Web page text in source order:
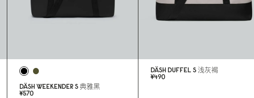
DÄSH WEEKENDER S典雅黑
¥570
DÄSH DUFFEL S浅灰褐
¥490